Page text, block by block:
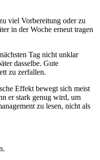
viel Vorbereitung oder zu
in der Woche erneut tragen
Tag nicht unklar
dasselbe. Gute
zu zerfallen.
Effekt bewegt sich meist
er stark genug wird, um
zu lesen, nicht als